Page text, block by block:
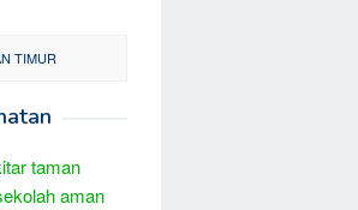
TIMUR
taman
aman